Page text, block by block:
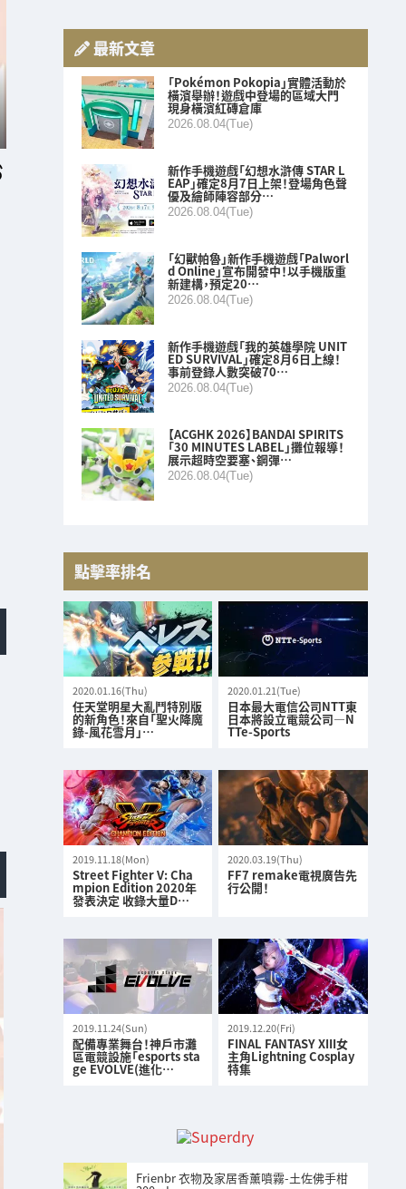
最新文章
「Pokémon Pokopia」實體活動於
橫濱舉辦！遊戲中登場的區域大門
現身橫濱紅磚倉庫
2026.08.04(Tue)
新作手機遊戲「幻想水滸傳 STAR L
EAP」確定8月7日上架！登場角色聲
優及繪師陣容部分…
2026.08.04(Tue)
「幻獸帕魯」新作手機遊戲「Palworl
d Online」宣布開發中！以手機版重
新建構，預定20…
2026.08.04(Tue)
新作手機遊戲「我的英雄學院 UNIT
ED SURVIVAL」確定8月6日上線！
事前登錄人數突破70…
2026.08.04(Tue)
【ACGHK 2026】BANDAI SPIRITS
「30 MINUTES LABEL」攤位報導！
展示超時空要塞、鋼彈…
2026.08.04(Tue)
點擊率排名
2020.01.16(Thu)
任天堂明星大亂鬥特別版
的新角色！來自「聖火降魔
錄-風花雪月」…
2020.01.21(Tue)
日本最大電信公司NTT東
日本將設立電競公司—N
TTe-Sports
2019.11.18(Mon)
Street Fighter V: Cha
mpion Edition 2020年
發表決定 收錄大量D…
2020.03.19(Thu)
FF7 remake電視廣告先
行公開！
2019.11.24(Sun)
配備專業舞台！神戶市灘
區電競設施「esports sta
ge EVOLVE(進化…
2019.12.20(Fri)
FINAL FANTASY XIII女
主角Lightning Cosplay
特集
Frienbr 衣物及家居香薰噴霧-土佐佛手柑